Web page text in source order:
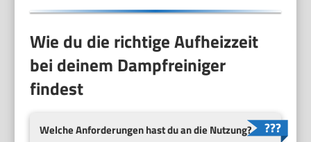
Wie du die richtige Aufheizzeit
bei deinem Dampfreiniger
findest
Welche Anforderungen hast du an die Nutzung?